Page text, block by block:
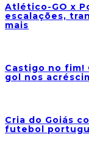
Atlético-GO x
escalações,
mais
Castigo no fim!
gol nos
Cria do Goiás
futebol